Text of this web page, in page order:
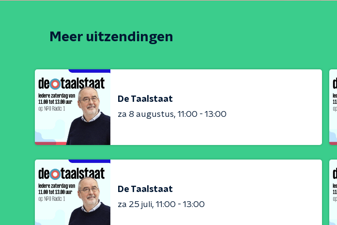
Meer uitzendingen
De Taalstaat
za 8 augustus 11:00 - 13:00
De Taalstaat
za 25 juli 11:00 - 13:00